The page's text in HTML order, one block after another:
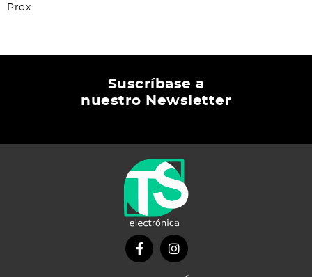
Prox.
Suscríbase a
nuestro Newsletter